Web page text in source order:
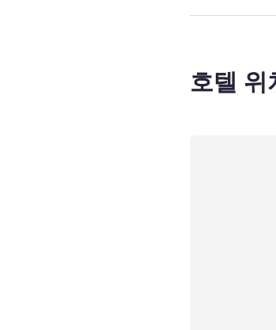
호텔 위